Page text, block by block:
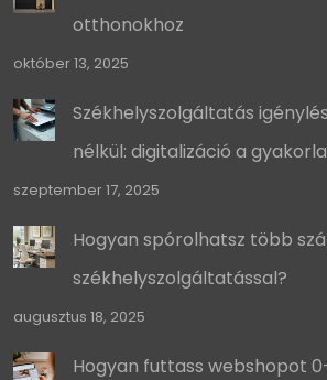
otthonokhoz
október 13, 2025
Székhelyszolgáltatás
nélkül: digitalizáció a
szeptember 17, 2025
Hogyan spórolhatsz több
székhelyszolgáltatással?
augusztus 18, 2025
Hogyan futtass webshopot